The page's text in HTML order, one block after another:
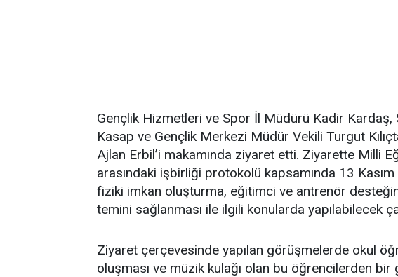
Gençlik Hizmetleri ve Spor İl Müdürü Kadir
Kasap ve Gençlik Merkezi Müdür Vekili Turgut
Ajlan Erbil’i makamında ziyaret etti. Ziyarette Milli
arasındaki işbirliği protokolü kapsamında 13
fiziki imkan oluşturma, eğitimci ve antrenör
temini sağlanması ile ilgili konularda yapılabilecek
Ziyaret çerçevesinde yapılan görüşmelerde okul
oluşması ve müzik kulağı olan bu öğrencilerden